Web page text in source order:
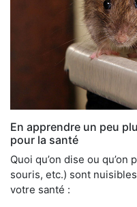
En apprendre un peu
pour la santé
Quoi qu’on dise ou
souris, etc.) sont
votre santé :